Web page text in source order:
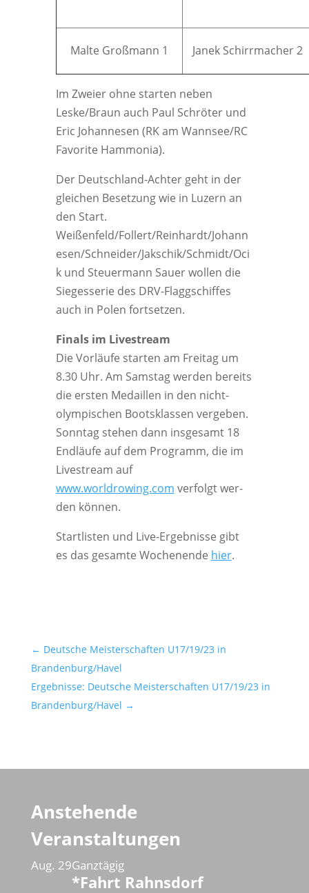
Mal­te Groß­mann 1 Janek Schirr­ma­cher 2
Im Zwei­er ohne star­ten neben
Leske/Braun auch Paul Schrö­ter und
Eric Johan­nesen (RK am Wannsee/RC
Favo­ri­te Hammonia).
Der Deutsch­land-Ach­ter geht in der
glei­chen Beset­zung wie in Luzern an
den Start.
Weißenfeld/Follert/Reinhardt/Johann
esen/Schneider/Jakschik/Schmidt/Oci
k und Steu­er­mann Sau­er wol­len die
Sie­ges­se­rie des DRV-Flagg­schif­fes
auch in Polen fortsetzen.
Finals im Livestream
Die Vor­läu­fe star­ten am Frei­tag um
8.30 Uhr. Am Sams­tag wer­den bereits
die ers­ten Medail­len in den nicht-
olym­pi­schen Boots­klas­sen ver­ge­ben.
Sonn­tag ste­hen dann ins­ge­samt 18
End­läu­fe auf dem Pro­gramm, die im
Live­stream auf
www.worldrowing.com ver­folgt wer­
den können.
Start­lis­ten und Live-Ergeb­nis­se gibt
es das gesam­te Wochen­en­de hier.
← Deutsche Meisterschaften U17/19/23 in
Brandenburg/Havel
Ergebnisse: Deutsche Meisterschaften U17/19/23 in
Brandenburg/Havel →
Anstehende
Veranstaltungen
Aug. 29Ganztägig
*Fahrt Rahnsdorf